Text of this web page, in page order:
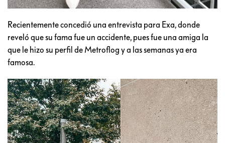
Recientemente concedió una entrevista para Exa, donde
reveló que su fama fue un accidente, pues fue una amiga la
que le hizo su perfil de Metroflog y a las semanas ya era
famosa.